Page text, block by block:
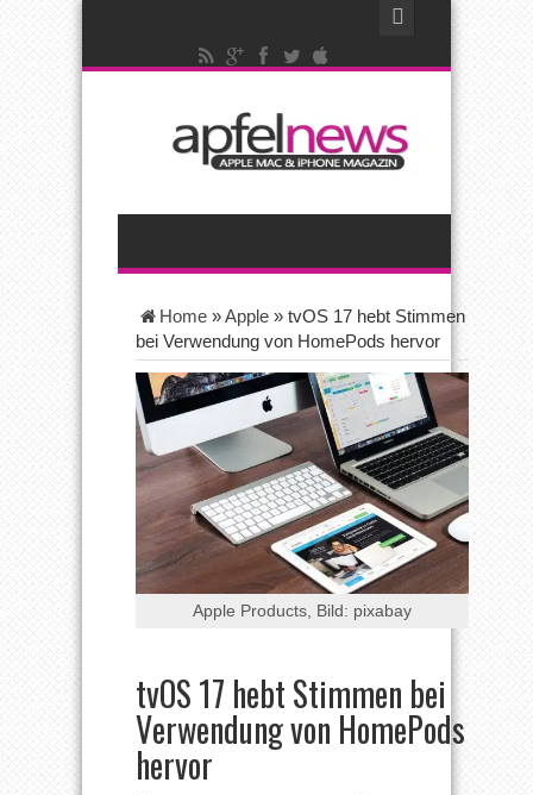
Home »Apple » tvOS 17 hebt Stimmen
bei Verwendung von HomePods hervor
Apple Products, Bild: pixabay
tvOS 17 hebt Stimmen bei
Verwendung von HomePods
hervor